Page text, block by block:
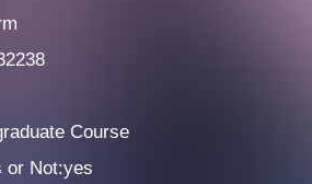
Course
or Not:yes